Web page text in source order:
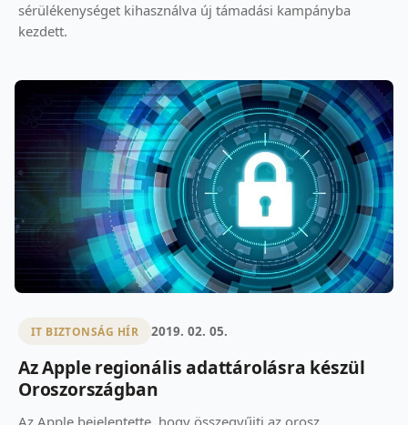
sérülékenységet kihasználva új támadási kampányba
kezdett.
IT BIZTONSÁG HÍR 2019. 02. 05.
Az Apple regionális adattárolásra készül
Oroszországban